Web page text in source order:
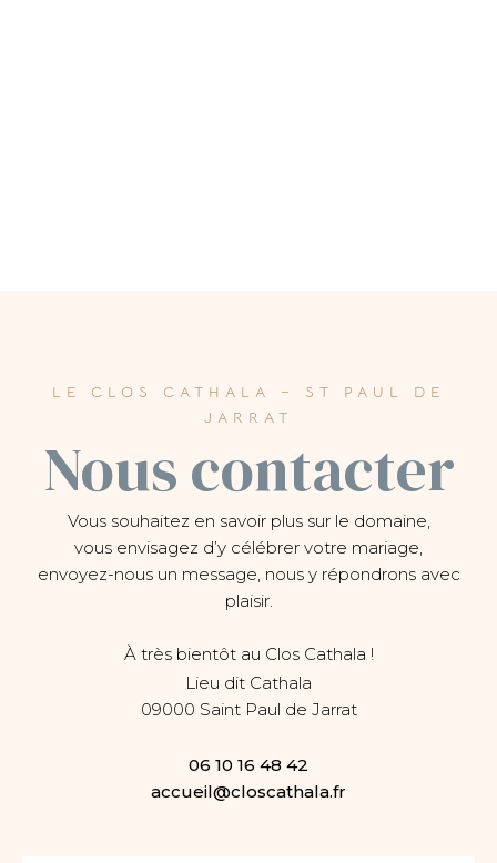
LE CLOS CATHALA – ST PAUL DE
JARRAT
Nous contacter
Vous souhaitez en savoir plus sur le domaine,
vous envisagez d’y célébrer votre mariage,
envoyez-nous un message, nous y répondrons avec
plaisir.
À très bientôt au Clos Cathala !
Lieu dit Cathala
09000 Saint Paul de Jarrat
06 10 16 48 42
accueil@closcathala.fr